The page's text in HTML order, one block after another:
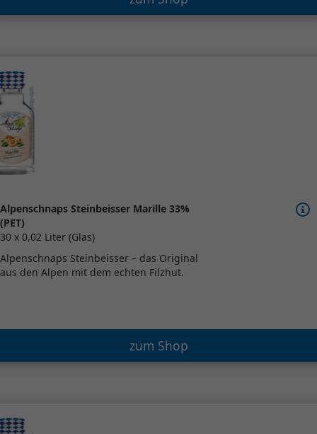
Alpenschnaps Steinbeisser Marille 33%
(PET)
30 x 0,02 Liter (Glas)
Alpenschnaps Steinbeisser – das Original
aus den Alpen mit dem echten Filzhut.
zum Shop